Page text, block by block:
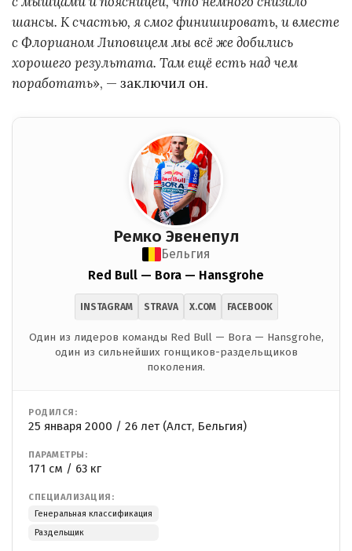
шансы. К счастью, я смог финишировать, и вместе
с Флорианом Липовицем мы всё же добились
хорошего результата. Там ещё есть над чем
поработать», — заключил он.
Ремко Эвенепул
Бельгия
Red Bull — Bora — Hansgrohe
INSTAGRAM STRAVA X.COM FACEBOOK
Один из лидеров команды Red Bull — Bora — Hansgrohe,
один из сильнейших гонщиков-раздельщиков
поколения.
РОДИЛСЯ:
25 января 2000 / 26 лет (Алст, Бельгия)
ПАРАМЕТРЫ:
171 см / 63 кг
СПЕЦИАЛИЗАЦИЯ:
Генеральная классификация
Раздельщик